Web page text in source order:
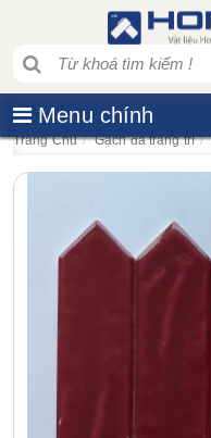
Menu chính
Trang Chủ Gạch đá trang trí